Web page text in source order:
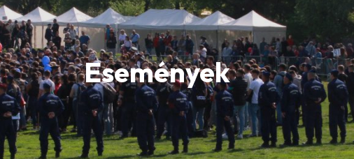
Események